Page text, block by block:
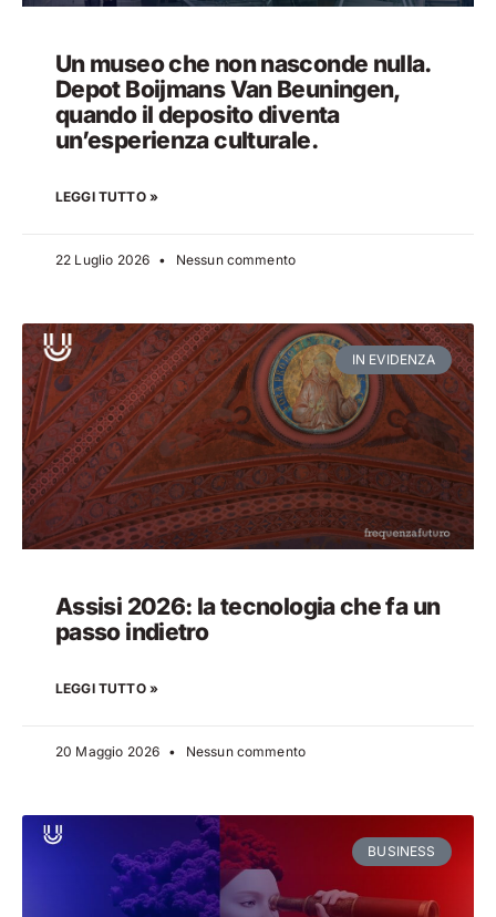
Un museo che non nasconde nulla.
Depot Boijmans Van Beuningen,
quando il deposito diventa
un’esperienza culturale.
LEGGI TUTTO »
22 Luglio 2026 Nessun commento
IN EVIDENZA
Assisi 2026: la tecnologia che fa un
passo indietro
LEGGI TUTTO »
20 Maggio 2026 Nessun commento
BUSINESS